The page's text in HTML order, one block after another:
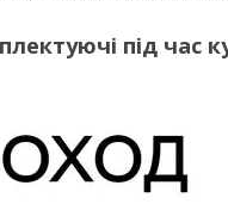
під час